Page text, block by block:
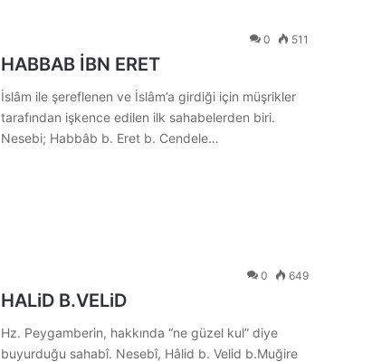
0 511
HABBAB İBN ERET
İslâm ile şereflenen ve İslâm’a girdiği için müşrikler
tarafından işkence edilen ilk sahabelerden biri.
Nesebi; Habbâb b. Eret b. Cendele…
0 649
HALiD B.VELiD
Hz. Peygamberin, hakkında “ne güzel kul” diye
buyurduğu sahabî. Nesebî, Hâlid b. Velid b.Muğire